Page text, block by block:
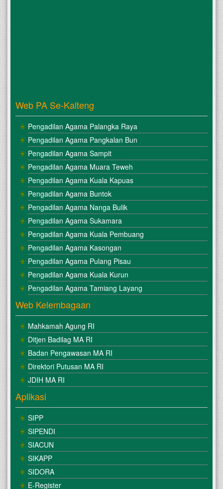
Web PA Se-Kalteng
Pengadilan Agama Palangka Raya
Pengadilan Agama Pangkalan Bun
Pengadilan Agama Sampit
Pengadilan Agama Muara Teweh
Pengadilan Agama Kuala Kapuas
Pengadilan Agama Buntok
Pengadilan Agama Nanga Bulik
Pengadilan Agama Sukamara
Pengadilan Agama Kuala Pembuang
Pengadilan Agama Kasongan
Pengadilan Agama Pulang Pisau
Pengadilan Agama Kuala Kurun
Pengadilan Agama Tamiang Layang
Web Kelembagaan
Mahkamah Agung RI
Ditjen Badilag MA RI
Badan Pengawasan MA RI
Direktori Putusan MA RI
JDIH MA RI
Aplikasi
SIPP
SIPENDI
SIACUN
SIKAPP
SIDORA
E-Register